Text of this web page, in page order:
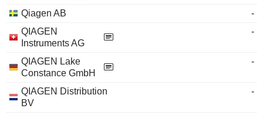
Qiagen AB
-
QIAGEN
Instruments AG
-
QIAGEN Lake
Constance GmbH
-
QIAGEN Distribution
BV
-